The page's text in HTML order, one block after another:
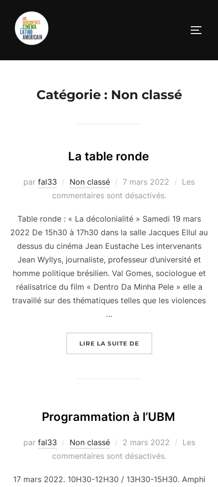
contenu
Catégorie : Non classé
La table ronde
par fal33 Non classé
Publié
le
7 mars 2022
Les
commentaires sont désactivés.
Table ronde : « La décolonialité » Samedi 19 mars
2022 De 15h30 à 17h30 dans la salle Jacques Ellul au
dessus du cinéma Jean Eustache Les intervenants
Jean Wyllys, journaliste, professeur d’université et
homme politique brésilien. Val Gomes, sociologue et
réalisatrice du film « Dentro Da Minha Pele » elle a
travaillé sur des thématiques telles que les violences
…
LIRE LA SUITE DE« LA TABLE RONDE »
Programmation à l’UBM
par fal33 Non classé
Publié
le
2 mars 2022
Les
commentaires sont désactivés.
17 mars 2022. 10H30-12H30 / 13H30-15H30. Amphi